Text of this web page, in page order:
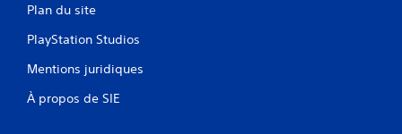
Plan du site
PlayStation Studios
Mentions juridiques
À propos de SIE